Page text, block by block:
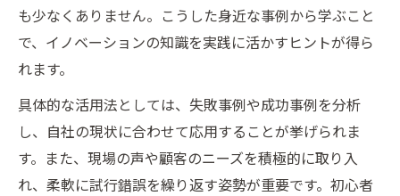
も少なくありません。こうした身近な事例から学ぶこと
で、イノベーションの知識を実践に活かすヒントが得ら
れます。
具体的な活用法としては、失敗事例や成功事例を分析
し、自社の現状に合わせて応用することが挙げられま
す。また、現場の声や顧客のニーズを積極的に取り入
れ、柔軟に試行錯誤を繰り返す姿勢が重要です。初心者